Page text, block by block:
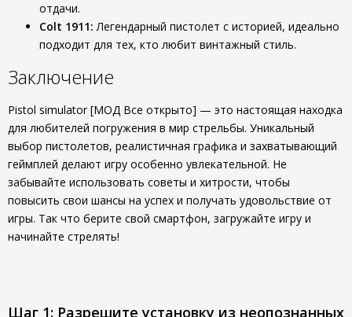
отдачи.
Colt 1911: Легендарный пистолет с историей, идеально
подходит для тех, кто любит винтажный стиль.
Заключение
Pistol simulator [МОД Все открыто] — это настоящая находка
для любителей погружения в мир стрельбы. Уникальный
выбор пистолетов, реалистичная графика и захватывающий
геймплей делают игру особенно увлекательной. Не
забывайте использовать советы и хитрости, чтобы
повысить свои шансы на успех и получать удовольствие от
игры. Так что берите свой смартфон, загружайте игру и
начинайте стрелять!
Шаг 1: Разрешите установку из неопознанных